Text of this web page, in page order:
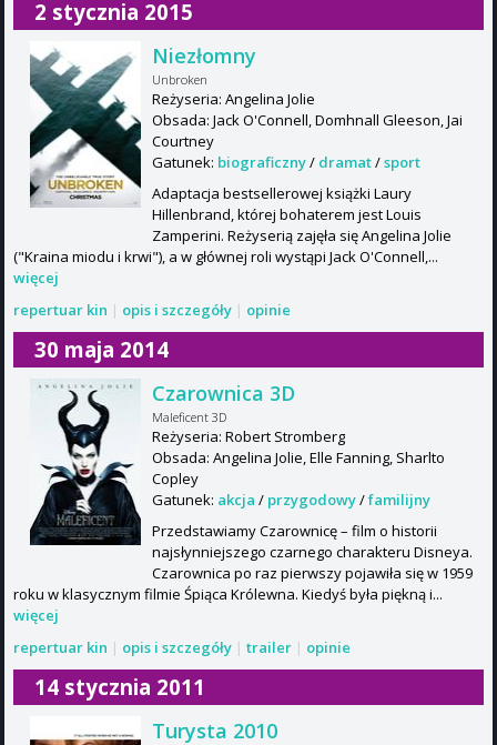
2 stycznia 2015
Niezłomny
Unbroken
Reżyseria: Angelina Jolie
Obsada: Jack O'Connell, Domhnall Gleeson, Jai
Courtney
Gatunek: biograficzny/ dramat/sport
Adaptacja bestsellerowej książki Laury
Hillenbrand, której bohaterem jest Louis
Zamperini. Reżyserią zajęła się Angelina Jolie
("Kraina miodu i krwi"), a w głównej roli wystąpi Jack O'Connell,...
więcej
repertuar kin | opis i szczegóły | opinie
30 maja 2014
Czarownica 3D
Maleficent 3D
Reżyseria: Robert Stromberg
Obsada: Angelina Jolie, Elle Fanning, Sharlto
Copley
Gatunek: akcja / przygodowy/familijny
Przedstawiamy Czarownicę – film o historii
najsłynniejszego czarnego charakteru Disneya.
Czarownica po raz pierwszy pojawiła się w 1959
roku w klasycznym filmie Śpiąca Królewna. Kiedyś była piękną i...
więcej
repertuar kin | opis i szczegóły | trailer | opinie
14 stycznia 2011
Turysta 2010